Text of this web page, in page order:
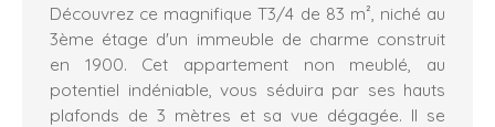
Découvrez ce magnifique T3/4 de 83 m², niché au
3ème étage d'un immeuble de charme construit
en 1900. Cet appartement non meublé, au
potentiel indéniable, vous séduira par ses hauts
plafonds de 3 mètres et sa vue dégagée. Il se